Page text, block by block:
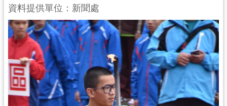
機
關
通
訊
錄
業
務
資料提供單位：新聞處